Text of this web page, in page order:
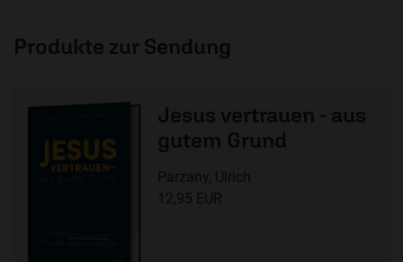
Produkte zur Sendung
Jesus vertrauen - aus
gutem Grund
Parzany, Ulrich
12,95 EUR